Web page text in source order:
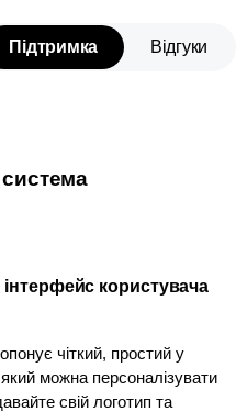
Підтримка Відгуки
система
користувача
чіткий, простий у
який можна персоналізувати
свій логотип та